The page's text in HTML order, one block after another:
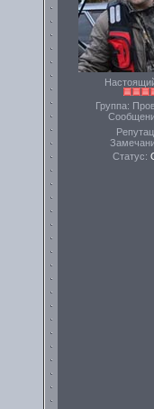
Группа:
Статус: